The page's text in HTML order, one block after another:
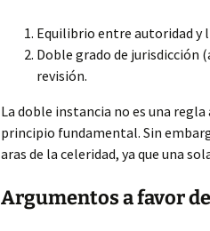
Equilibrio entre autoridad y
Doble grado de jurisdicción
revisión.
La doble instancia no es una
principio fundamental. Sin
aras de la celeridad, ya que una
Argumentos a favor